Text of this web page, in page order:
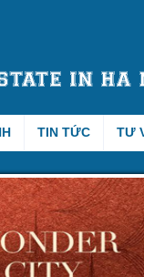
TIN TỨC TƯ